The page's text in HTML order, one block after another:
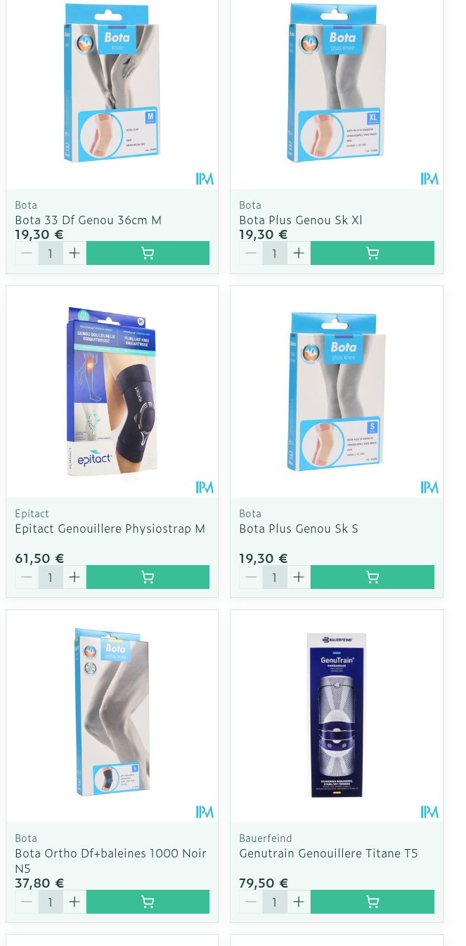
Bota
Bota 33 Df Genou 36cm M
19,30 €
Quantité
Bota
Bota Plus Genou Sk Xl
19,30 €
Quantité
Epitact
Epitact Genouillere Physiostrap M
61,50 €
Quantité
Bota
Bota Plus Genou Sk S
19,30 €
Quantité
Bota
Bota Ortho Df+baleines 1000 Noir
N5
37,80 €
Quantité
Bauerfeind
Genutrain Genouillere Titane T5
79,50 €
Quantité